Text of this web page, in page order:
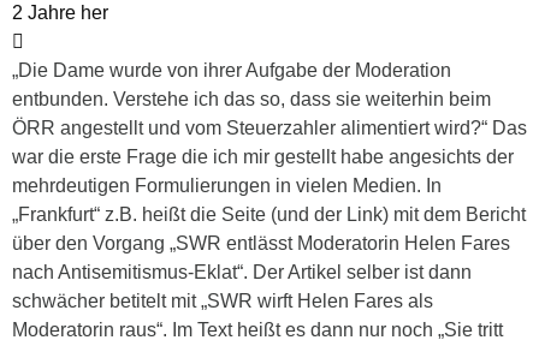
2 Jahre her
„Die Dame wurde von ihrer Aufgabe der Moderation
entbunden. Verstehe ich das so, dass sie weiterhin beim
ÖRR angestellt und vom Steuerzahler alimentiert wird?“ Das
war die erste Frage die ich mir gestellt habe angesichts der
mehrdeutigen Formulierungen in vielen Medien. In
„Frankfurt“ z.B. heißt die Seite (und der Link) mit dem Bericht
über den Vorgang „SWR entlässt Moderatorin Helen Fares
nach Antisemitismus-Eklat“. Der Artikel selber ist dann
schwächer betitelt mit „SWR wirft Helen Fares als
Moderatorin raus“. Im Text heißt es dann nur noch „Sie tritt